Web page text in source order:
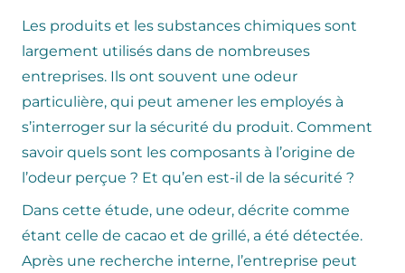
Les produits et les substances chimiques sont
largement utilisés dans de nombreuses
entreprises. Ils ont souvent une odeur
particulière, qui peut amener les employés à
s’interroger sur la sécurité du produit. Comment
savoir quels sont les composants à l’origine de
l’odeur perçue ? Et qu’en est-il de la sécurité ?
Dans cette étude, une odeur, décrite comme
étant celle de cacao et de grillé, a été détectée.
Après une recherche interne, l’entreprise peut